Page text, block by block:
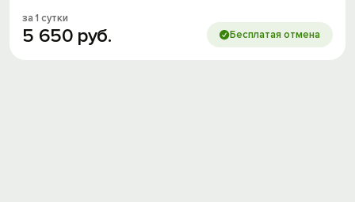
за 1 сутки
5 650 руб. Бесплатая отмена